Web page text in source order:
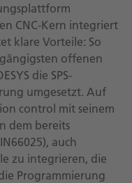
CNC-Kern integriert
klare Vorteile: So
offenen
die SPS-
umgesetzt. Auf
control mit seinem
dem bereits
auch
zu integrieren, die
Programmierung